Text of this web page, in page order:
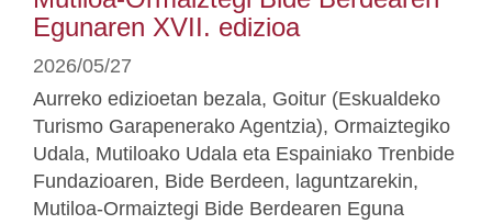
Egunaren XVII. edizioa
2026/05/27
Aurreko edizioetan bezala, Goitur (Eskualdeko
Turismo Garapenerako Agentzia), Ormaiztegiko
Udala, Mutiloako Udala eta Espainiako Trenbide
Fundazioaren, Bide Berdeen, laguntzarekin,
Mutiloa-Ormaiztegi Bide Berdearen Eguna